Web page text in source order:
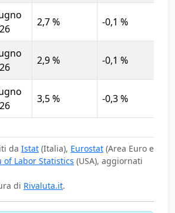
2,7 % -0,1 %
2,9 % -0,1 %
3,5 % -0,3 %
da Istat (Italia), Eurostat (Area Euro e
of Labor Statistics (USA), aggiornati
di Rivaluta.it.